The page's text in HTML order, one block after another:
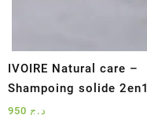
IVOIRE Natural care –
Shampoing solide 2en1
د.ج